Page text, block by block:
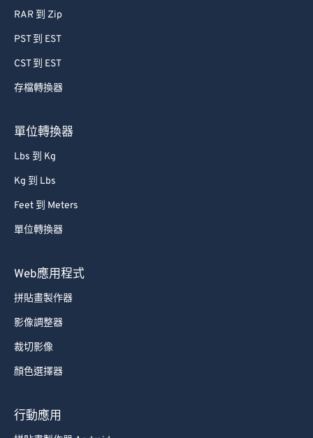
RAR 到 Zip
PST 到 EST
CST 到 EST
存檔轉換器
單位轉換器
Lbs 到 Kg
Kg 到 Lbs
Feet 到 Meters
單位轉換器
Web應用程式
拼貼畫製作器
影像調整器
裁切影像
顏色選擇器
行動應用